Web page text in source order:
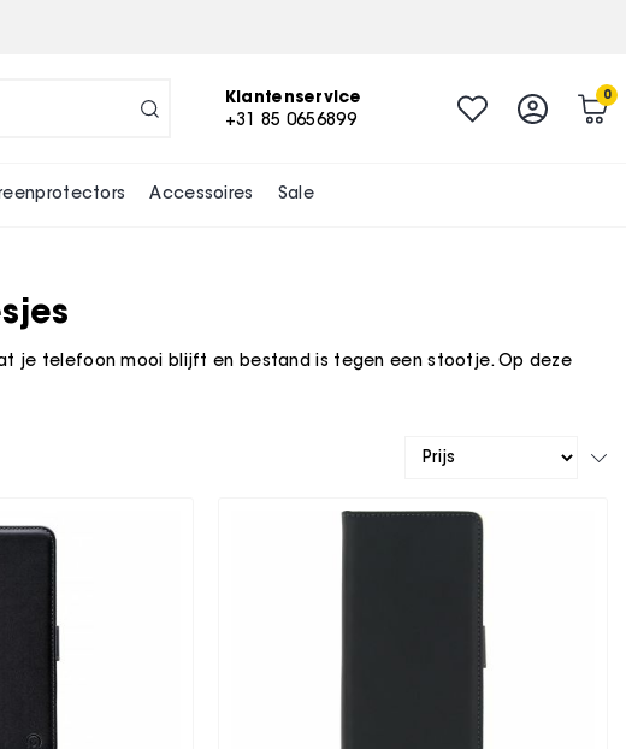
Klantenservice
+31 85 0656899
0
Accessoires Sale
je telefoon mooi blijft en bestand is tegen een stootje. Op deze